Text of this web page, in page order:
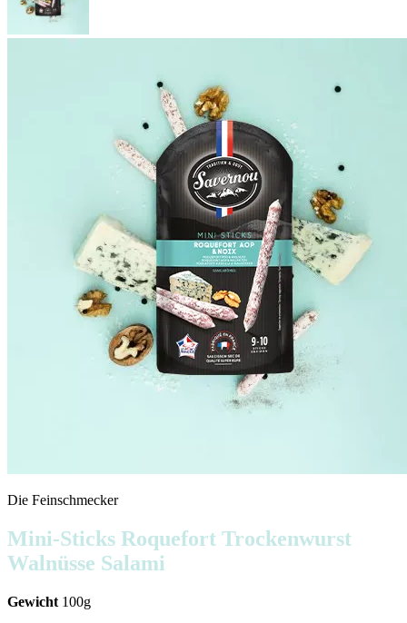
Die Feinschmecker
Mini-Sticks Roquefort Trockenwurst
Walnüsse Salami
Gewicht 100g